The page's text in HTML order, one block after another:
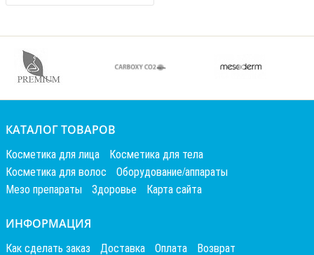
КАТАЛОГ ТОВАРОВ
Косметика для лица
Косметика для тела
Косметика для волос
Оборудование/аппараты
Мезо препараты
Здоровье Карта сайта
ИНФОРМАЦИЯ
Как сделать заказ Доставка Оплата Возврат